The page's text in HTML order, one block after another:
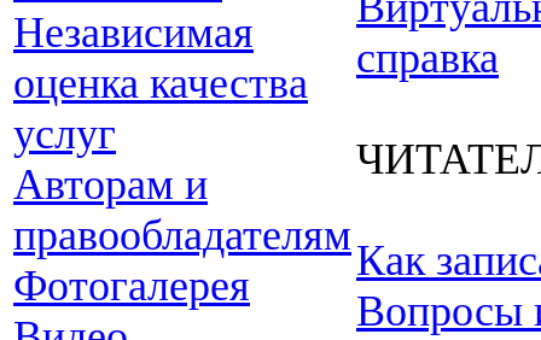
Независимая
оценка качества
услуг
Авторам и
правообладателям
Фотогалерея
справка
Как
Вопросы